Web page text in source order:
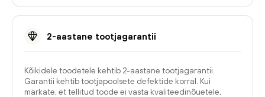
2-aastane tootjagarantii
Kõikidele toodetele kehtib 2-aastane tootjagarantii.
Garantii kehtib tootjapoolsete defektide korral. Kui
märkate, et tellitud toode ei vasta kvaliteedinõuetele,